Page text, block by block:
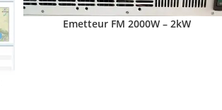
Emetteur FM 2000W – 2kW